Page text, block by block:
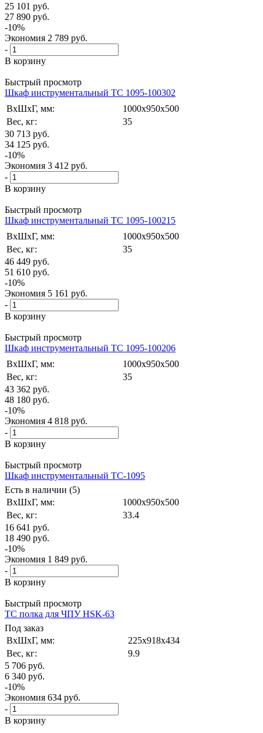
25 101 руб.
27 890 руб.
-10%
Экономия 2 789 руб.
-
В корзину
Быстрый просмотр
Шкаф инструментальный ТС 1095-100302
ВxШxГ, мм:
1000x950x500
Вес, кг:
35
30 713 руб.
34 125 руб.
-10%
Экономия 3 412 руб.
-
В корзину
Быстрый просмотр
Шкаф инструментальный ТС 1095-100215
ВxШxГ, мм:
1000x950x500
Вес, кг:
35
46 449 руб.
51 610 руб.
-10%
Экономия 5 161 руб.
-
В корзину
Быстрый просмотр
Шкаф инструментальный ТС 1095-100206
ВxШxГ, мм:
1000x950x500
Вес, кг:
35
43 362 руб.
48 180 руб.
-10%
Экономия 4 818 руб.
-
В корзину
Быстрый просмотр
Шкаф инструментальный TC-1095
Есть в наличии (5)
ВxШxГ, мм:
1000x950x500
Вес, кг:
33.4
16 641 руб.
18 490 руб.
-10%
Экономия 1 849 руб.
-
В корзину
Быстрый просмотр
TC полка для ЧПУ HSK-63
Под заказ
ВxШxГ, мм:
225x918x434
Вес, кг:
9.9
5 706 руб.
6 340 руб.
-10%
Экономия 634 руб.
-
В корзину